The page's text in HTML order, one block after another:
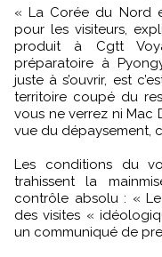
« La Corée du Nord
pour les visiteurs,
produit à Cgtt
préparatoire à
juste à s’ouvrir, est
territoire coupé du
vous ne verrez ni Mac
vue du dépaysement,
Les conditions du
trahissent la
contrôle absolu : «
des visites «
un communiqué de